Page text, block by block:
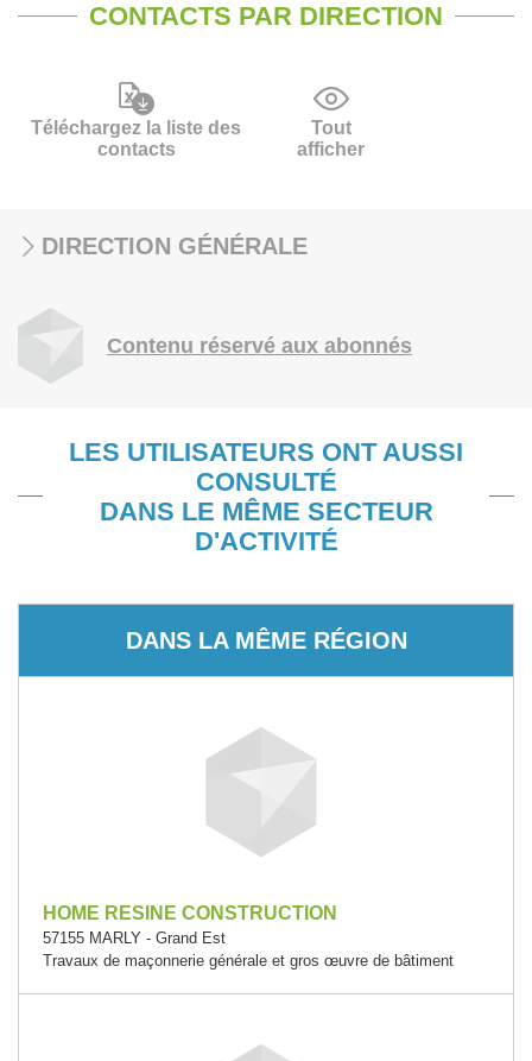
CONTACTS PAR DIRECTION
Téléchargez la liste des
contacts
Tout
afficher
DIRECTION GÉNÉRALE
Contenu réservé aux abonnés
LES UTILISATEURS ONT AUSSI
CONSULTÉ
DANS LE MÊME SECTEUR
D'ACTIVITÉ
DANS LA MÊME RÉGION
HOME RESINE CONSTRUCTION
57155 MARLY - Grand Est
Travaux de maçonnerie générale et gros œuvre de bâtiment